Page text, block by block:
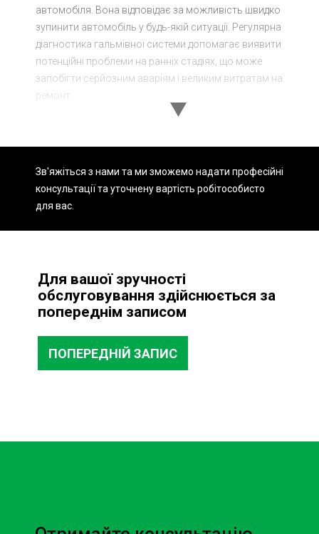
Зв'яжіться з нами та ми зможемо надати професійні
консультації та уточнену вартість робітособисто
для вас.
автомобіля. Вона відповідає за можливість швидко
зупинити автомобіль у будь-якій ситуації. Регулярна
діагностика гальмівної системи допомагає виявити
потенційні проблеми на ранніх стадіях, що може
запобігти серйозним аваріям і великим витратам на
ремонт.
у Києві: Чому обирають нас?
Обираючи Sian для діагностики гальмівної системи у
Києві, ви отримуєте низку переваг:
найновіші технології для точного виявлення
несправностей.
Швидкість та ефективність: Ми розуміємо, що ваш
час цінний, тому робимо все можливе, щоб
діагностика займала мінімум часу.
Для вашої зручності
обслуговування здійснюється за
попереднім записом
ПОПЕРЕДНІЙ ЗАПИС